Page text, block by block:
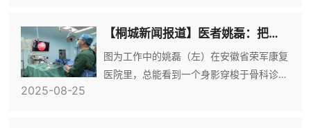
及部分群众送上健康服务。此次活动聚焦基
层群众健康需求，携带专业诊疗设备搭建
“移动诊疗点”，不仅提供健康体检，还开展
内外科常规诊疗、慢性病用药指导及健康科
【桐城新闻报道】医者姚磊：把患者的痛当成“自己的痛”
图为工作中的姚磊（左）在安徽省荣军康复
医院里，总能看到一个身影穿梭于骨科诊
2025-08-25